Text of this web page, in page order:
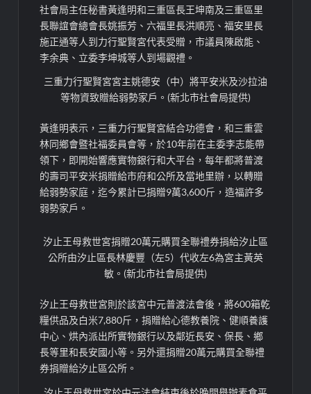
社會局主任秘書黃逢明和三重區長王坤南及三重區里
長聯誼會總會長姚振芳、六福里長洪順亮、福安里長
施正通等人到力行聖賢宮代表受贈，市議員陳啟能、
李余典、立委李坤城等人到場觀禮。
三重力行聖賢宮宮主姚德安（中）將平安米及沙拉油
等物資致贈給弱勢家戶。(新北市社會局提供)
黃逢明表示，三重力行聖賢宮結合功德會，和三重雲
林同鄉會暨社福委員會等，於10年前在主委李志能帶
領下，即開始響應實物銀行和大平台，每年都將普渡
的壽司平安米捐贈給市府和公所及當地里辦，以轉贈
給弱勢家庭，迄今累計已捐贈9萬3,600斤，造福許多
弱勢家戶。
汐止王母救世宮捐贈20萬元購買全聯禮券捐給汐止區
公所由汐止區長林慶豐（左5）代收左6為宮主黃英
敏。(新北市社會局提供)
汐止王母救世宮則於該宮中元普渡法會後，將600箱乾
糧供品及白米7,880斤，捐贈給心德教養院、健順養護
中心、烘內派出所實物銀行以及鄰近長安、保長、鄉
長等里和長安國小等。另外還捐贈20萬元購買全聯禮
券捐贈給汐止區公所。